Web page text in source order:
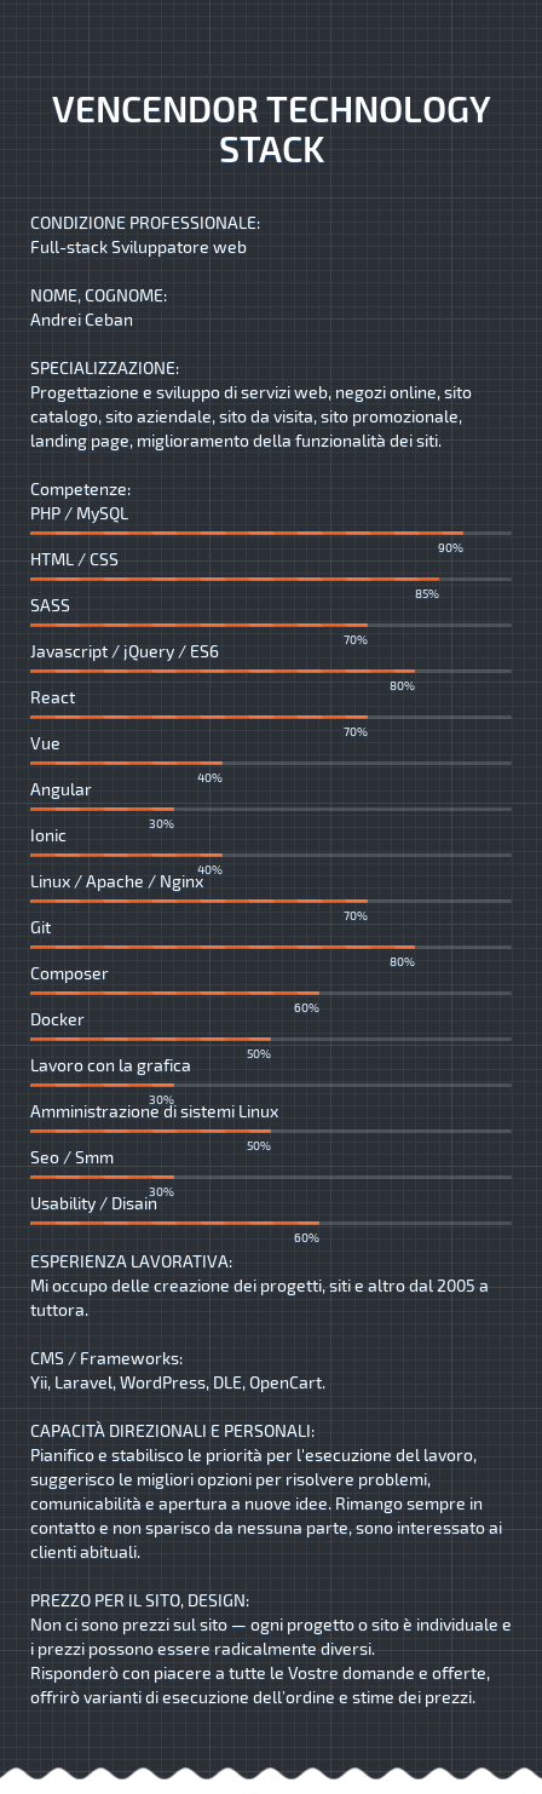
VENCENDOR TECHNOLOGY
STACK
CONDIZIONE PROFESSIONALE:
Full-stack Sviluppatore web
NOME, COGNOME:
Andrei Ceban
SPECIALIZZAZIONE:
Progettazione e sviluppo di servizi web, negozi online, sito
catalogo, sito aziendale, sito da visita, sito promozionale,
landing page, miglioramento della funzionalità dei siti.
Competenze:
PHP / MySQL
90%
HTML / CSS
85%
SASS
70%
Javascript / jQuery / ES6
80%
React
70%
Vue
40%
Angular
30%
Ionic
40%
Linux / Apache / Nginx
70%
Git
80%
Composer
60%
Docker
50%
Lavoro con la grafica
30%
Amministrazione di sistemi Linux
50%
Seo / Smm
30%
Usability / Disain
60%
ESPERIENZA LAVORATIVA:
Mi occupo delle creazione dei progetti, siti e altro dal 2005 a
tuttora.
CMS / Frameworks:
Yii, Laravel, WordPress, DLE, OpenCart.
CAPACITÀ DIREZIONALI E PERSONALI:
Pianifico e stabilisco le priorità per l'esecuzione del lavoro,
suggerisco le migliori opzioni per risolvere problemi,
comunicabilità e apertura a nuove idee. Rimango sempre in
contatto e non sparisco da nessuna parte, sono interessato ai
clienti abituali.
PREZZO PER IL SITO, DESIGN:
Non ci sono prezzi sul sito — ogni progetto o sito è individuale e
i prezzi possono essere radicalmente diversi.
Risponderò con piacere a tutte le Vostre domande e offerte,
offrirò varianti di esecuzione dell’ordine e stime dei prezzi.